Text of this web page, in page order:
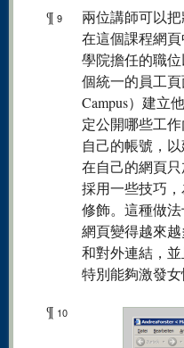
¶ 9
兩位講師可以
在這個課程網
學院擔任的職
個統一的員工
Campus）建立
定公開哪些工
自己的帳號，
在自己的網頁
採用一些技巧
修飾。這種做
網頁變得越來
和對外連結，
特別能夠激發女
¶ 10